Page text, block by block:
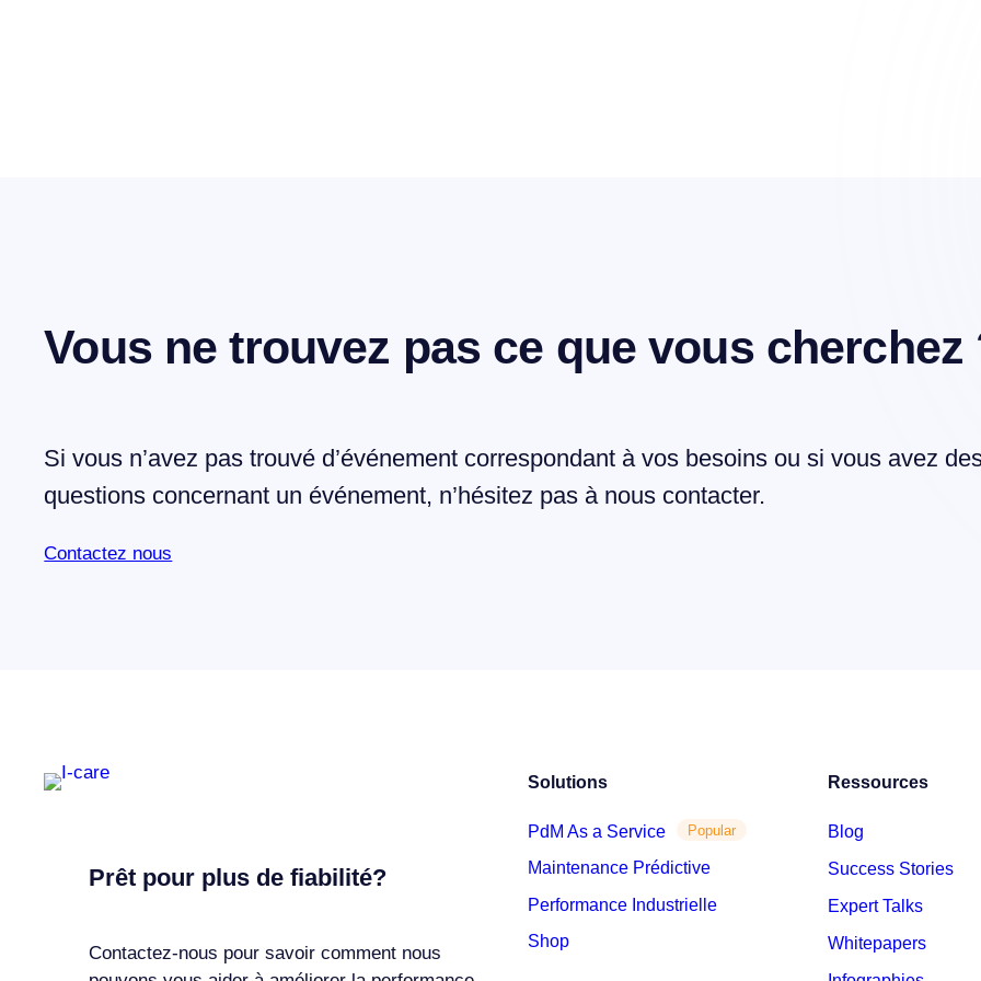
Vous ne trouvez pas ce que vous cherchez
Si vous n’avez pas trouvé d’événement correspondant à vos besoins ou si vous avez
questions concernant un événement, n’hésitez pas à nous contacter.
Contactez nous
Prêt pour plus de fiabilité?
Contactez-nous pour savoir comment nous
Solutions
PdM As a Service Popular
Maintenance Prédictive
Performance Industrielle
Shop
Ressources
Blog
Success Stories
Expert Talks
Whitepapers